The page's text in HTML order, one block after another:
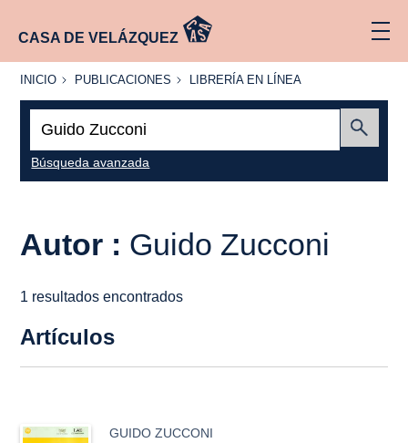
CASA DE VELÁZQUEZ
INICIO
INICIO PUBLICACIONES
PUBLICACIONES
LIBRERÍA
LÍNEA
LIBRERÍA EN LÍNEA
Búsqueda avanzada
Autor : Guido Zucconi
1 resultados encontrados
Artículos
GUIDO ZUCCONI